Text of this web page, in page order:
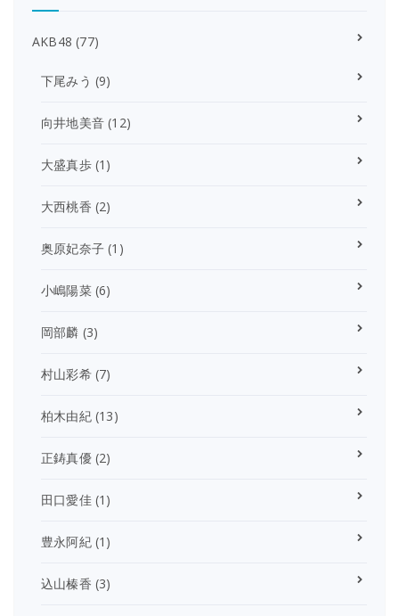
AKB48 (77)
下尾みう (9)
向井地美音 (12)
大盛真歩(1)
大西桃香 (2)
奥原妃奈子 (1)
小嶋陽菜(6)
岡部麟 (3)
村山彩希(7)
柏木由紀(13)
正鋳真優(2)
田口愛佳(1)
豊永阿紀(1)
込山榛香 (3)